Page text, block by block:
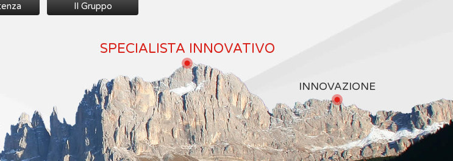
Il Gruppo
SPECIALISTA INNOVATIVO
INNOVAZIONE